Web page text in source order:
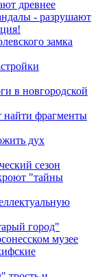
древнее
- разрушают
замка
в новгородской
найти фрагменты
дух
сезон
"тайны
город"
музее